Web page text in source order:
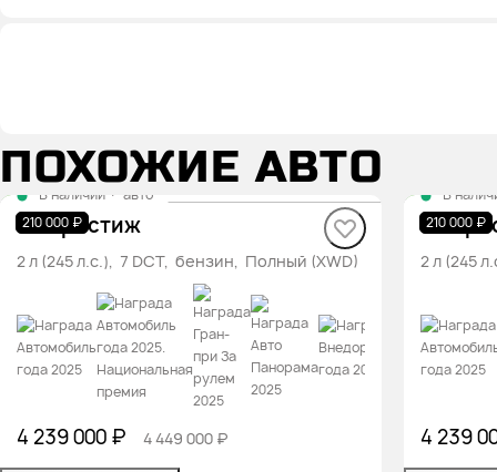
ПОХОЖИЕ АВТО
210 000 ₽
В наличии · авто
T2 Престиж
2 л (245 л.с.), 7 DCT, бензин, Полный (XWD)
4 239 000 ₽ 4 449 000 ₽
210 000 ₽
В
T2
2 л (245
4 239